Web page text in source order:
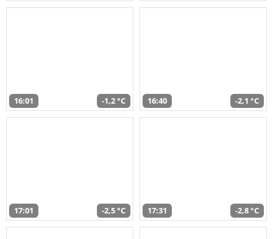
16:01 -1,2 °C 16:40 -2,1 °C
17:01 -2,5 °C 17:31 -2,8 °C